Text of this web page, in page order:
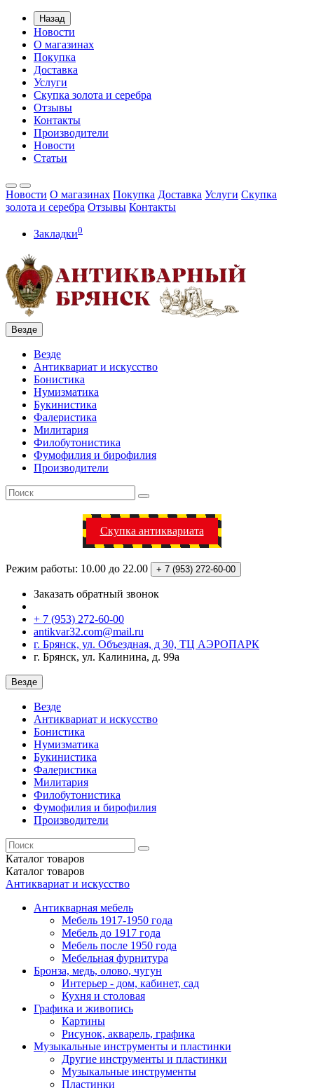
Назад
Новости
О магазинах
Покупка
Доставка
Услуги
Скупка золота и серебра
Отзывы
Контакты
Производители
Новости
Статьи
Новости О магазинах Покупка Доставка Услуги Скупка
золота и серебра Отзывы Контакты
Закладки0
Везде
Везде
Антиквариат и искусство
Бонистика
Нумизматика
Букинистика
Фалеристика
Милитария
Филобутонистика
Фумофилия и бирофилия
Производители
Скупка антиквариата
Режим работы: 10.00 до 22.00 + 7 (953) 272-60-00
Заказать обратный звонок
+ 7 (953) 272-60-00
antikvar32.com@mail.ru
г. Брянск, ул. Объездная, д 30, ТЦ АЭРОПАРК
г. Брянск, ул. Калинина, д. 99а
Везде
Везде
Антиквариат и искусство
Бонистика
Нумизматика
Букинистика
Фалеристика
Милитария
Филобутонистика
Фумофилия и бирофилия
Производители
Каталог товаров
Каталог товаров
Антиквариат и искусство
Антикварная мебель
Мебель 1917-1950 года
Мебель до 1917 года
Мебель после 1950 года
Мебельная фурнитура
Бронза, медь, олово, чугун
Интерьер - дом, кабинет, сад
Кухня и столовая
Графика и живопись
Картины
Рисунок, акварель, графика
Музыкальные инструменты и пластинки
Другие инструменты и пластинки
Музыкальные инструменты
Пластинки